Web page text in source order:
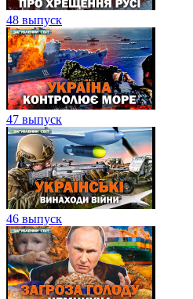
48 выпуск
47 выпуск
46 выпуск